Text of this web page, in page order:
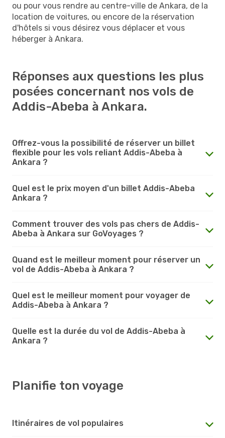
ou pour vous rendre au centre-ville de Ankara, de la
location de voitures, ou encore de la réservation
d'hôtels si vous désirez vous déplacer et vous
héberger à Ankara.
Réponses aux questions les plus
posées concernant nos vols de
Addis-Abeba à Ankara.
Offrez-vous la possibilité de réserver un billet
flexible pour les vols reliant Addis-Abeba à
Ankara ?
Quel est le prix moyen d'un billet Addis-Abeba
Ankara ?
Comment trouver des vols pas chers de Addis-
Abeba à Ankara sur GoVoyages ?
Quand est le meilleur moment pour réserver un
vol de Addis-Abeba à Ankara ?
Quel est le meilleur moment pour voyager de
Addis-Abeba à Ankara ?
Quelle est la durée du vol de Addis-Abeba à
Ankara ?
Planifie ton voyage
Itinéraires de vol populaires